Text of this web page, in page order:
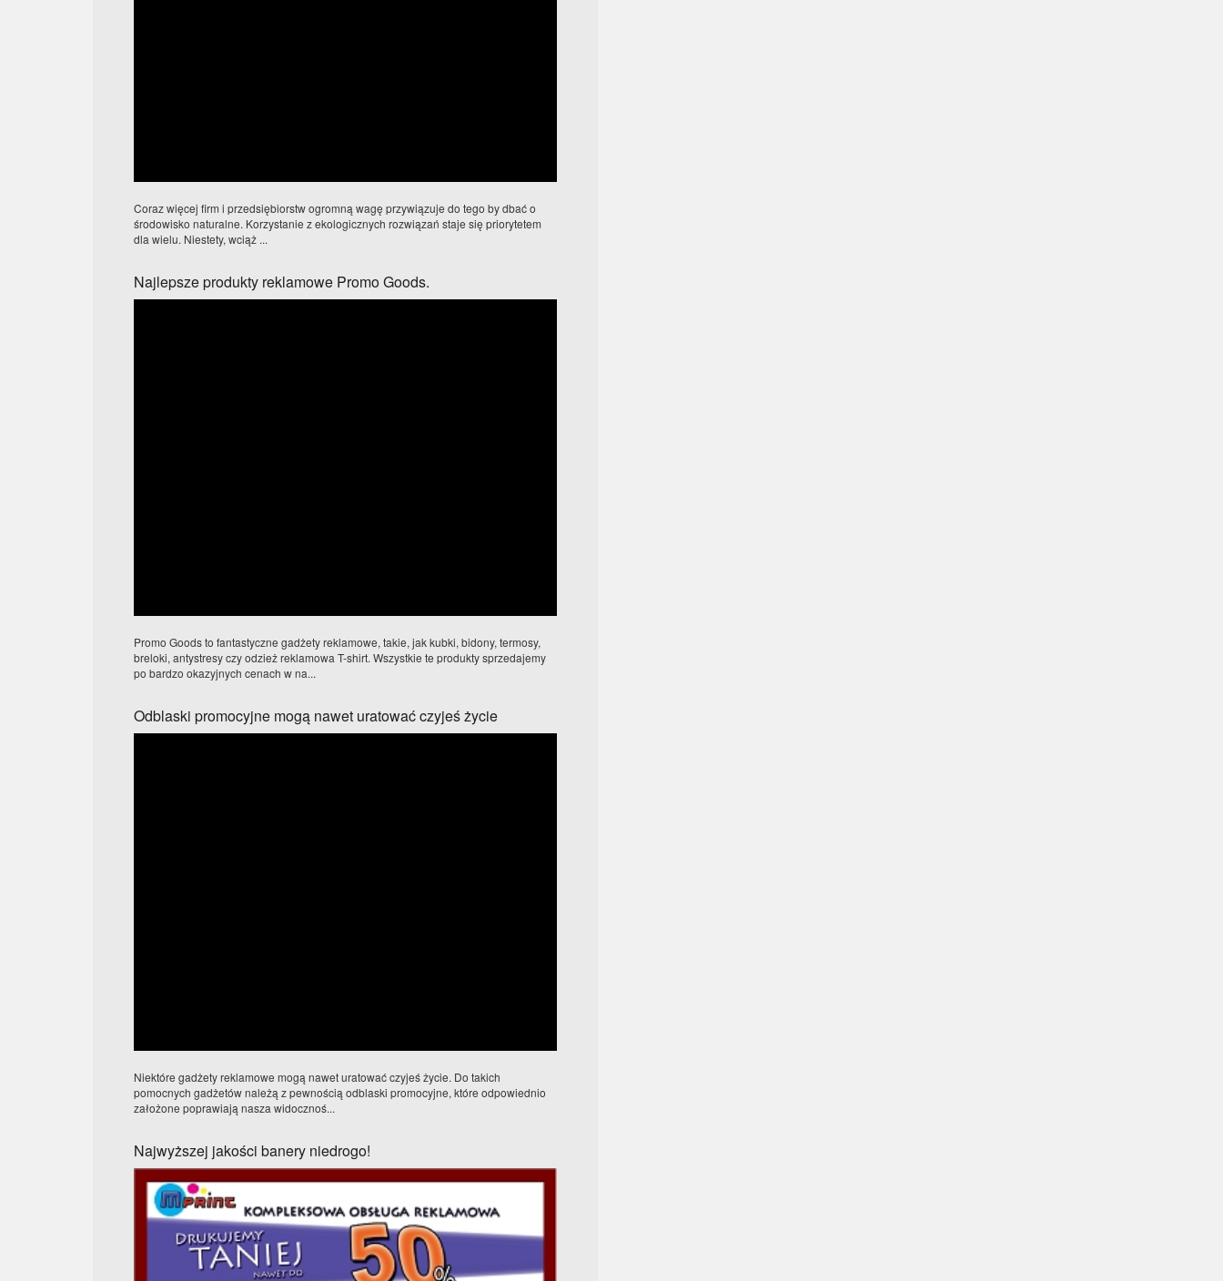
Coraz więcej firm i przedsiębiorstw ogromną wagę przywiązuje do tego by dbać o
środowisko naturalne. Korzystanie z ekologicznych rozwiązań staje się priorytetem
dla wielu. Niestety, wciąż ...
Najlepsze produkty reklamowe Promo Goods.
Promo Goods to fantastyczne gadżety reklamowe, takie, jak kubki, bidony, termosy,
breloki, antystresy czy odzież reklamowa T-shirt. Wszystkie te produkty sprzedajemy
po bardzo okazyjnych cenach w na...
Odblaski promocyjne mogą nawet uratować czyjeś życie
Niektóre gadżety reklamowe mogą nawet uratować czyjeś życie. Do takich
pomocnych gadżetów należą z pewnością odblaski promocyjne, które odpowiednio
założone poprawiają nasza widocznoś...
Najwyższej jakości banery niedrogo!